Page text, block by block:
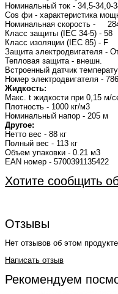
Номинальный ток - 34,5-
Cos фи - характеристика
Номинальная скорость -
Класс защиты (IEC 34-5) - 58
Класс изоляции (IEC 85) - F
Защита электродвигателя -
Тепловая защита - внешн.
Встроенный датчик
Номер
Жидкость:
Макс. t жидкости при 0,15 м/
Плотность - 1000 кг/м3
Номинальный напор - 205 м
Другое:
Нетто вес - 88 кг
Полный вес - 113 кг
Объем упаковки - 0.21 м3
EAN номер - 5700391135422
Хотите сообщить
Отзывы
Нет отзывов об этом продукте
Написать отзыв
Рекомендуем